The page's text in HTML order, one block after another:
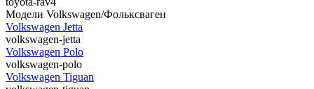
Модели Volkswagen/Фольксваген
Volkswagen Jetta
volkswagen-jetta
Volkswagen Polo
volkswagen-polo
Volkswagen Tiguan